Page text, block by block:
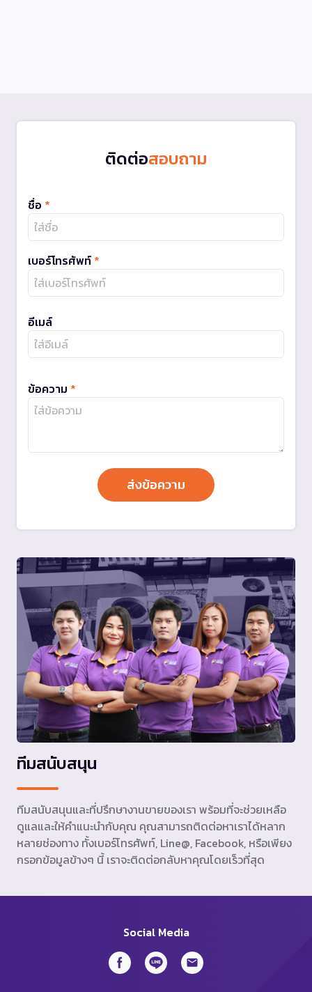
ติดต่อสอบถาม
ชื่อ *
เบอร์โทรศัพท์ *
อีเมล์
ข้อความ *
ทีมสนับสนุน
ทีมสนับสนุนและที่ปรึกษางานขายของเรา พร้อมที่จะช่วยเหลือ
ดูแลและให้คำแนะนำกับคุณ คุณสามารถติดต่อหาเราได้หลาก
หลายช่องทาง ทั้งเบอร์โทรศัพท์, Line@, Facebook, หรือเพียง
กรอกข้อมูลข้างๆ นี้ เราจะติดต่อกลับหาคุณโดยเร็วที่สุด
Social Media